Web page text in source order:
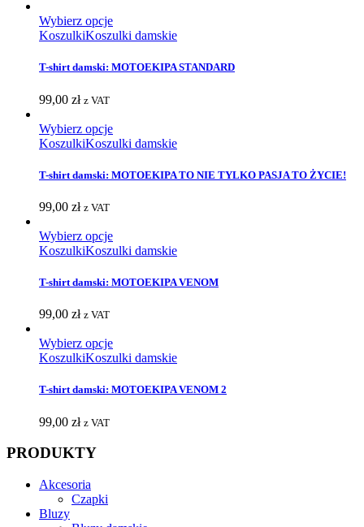
Wybierz opcje
KoszulkiKoszulki damskie
T-shirt damski: MOTOEKIPA STANDARD
99,00 zł z VAT
Wybierz opcje
KoszulkiKoszulki damskie
T-shirt damski: MOTOEKIPA TO NIE TYLKO PASJA TO ŻYCIE!
99,00 zł z VAT
Wybierz opcje
KoszulkiKoszulki damskie
T-shirt damski: MOTOEKIPA VENOM
99,00 zł z VAT
Wybierz opcje
KoszulkiKoszulki damskie
T-shirt damski: MOTOEKIPA VENOM 2
99,00 zł z VAT
PRODUKTY
Akcesoria
Czapki
Bluzy